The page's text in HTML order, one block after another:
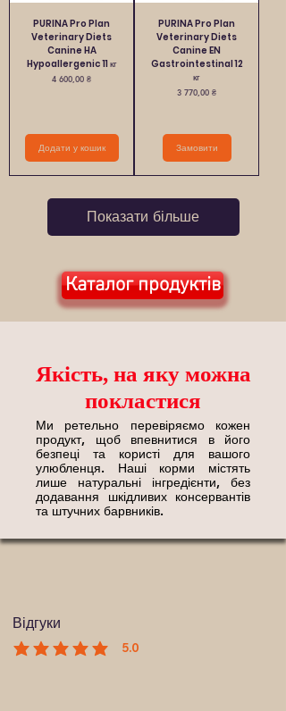
PURINA Pro Plan
Veterinary Diets
Canine HA
Hypoallergenic 11 кг
Ціна
4 600,00 ₴
Додати у кошик
PURINA Pro Plan
Veterinary Diets
Canine EN
Gastrointestinal 12
кг
Ціна
3 770,00 ₴
Замовити
Показати більше
Каталог продуктів
Якість, на яку можна
покластися
Ми ретельно перевіряємо кожен
продукт, щоб впевнитися в його
безпеці та користі для вашого
улюбленця. Наші корми містять
лише натуральні інгредієнти, без
додавання шкідливих консервантів
та штучних барвників.
Відгуки
5.0
середня оцінка: 5 з 5